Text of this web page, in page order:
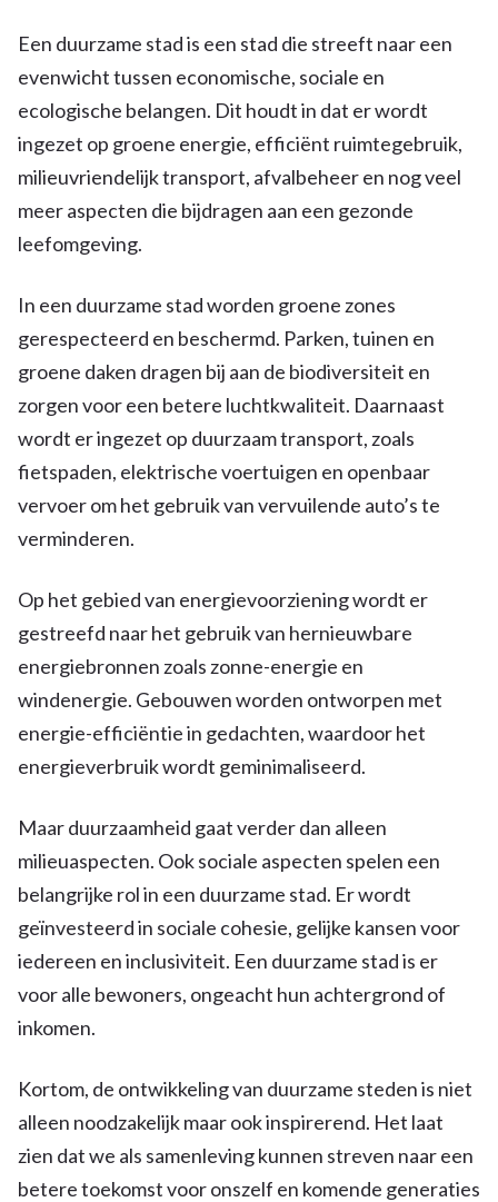
Een duurzame stad is een stad die streeft naar een
evenwicht tussen economische, sociale en
ecologische belangen. Dit houdt in dat er wordt
ingezet op groene energie, efficiënt ruimtegebruik,
milieuvriendelijk transport, afvalbeheer en nog veel
meer aspecten die bijdragen aan een gezonde
leefomgeving.
In een duurzame stad worden groene zones
gerespecteerd en beschermd. Parken, tuinen en
groene daken dragen bij aan de biodiversiteit en
zorgen voor een betere luchtkwaliteit. Daarnaast
wordt er ingezet op duurzaam transport, zoals
fietspaden, elektrische voertuigen en openbaar
vervoer om het gebruik van vervuilende auto’s te
verminderen.
Op het gebied van energievoorziening wordt er
gestreefd naar het gebruik van hernieuwbare
energiebronnen zoals zonne-energie en
windenergie. Gebouwen worden ontworpen met
energie-efficiëntie in gedachten, waardoor het
energieverbruik wordt geminimaliseerd.
Maar duurzaamheid gaat verder dan alleen
milieuaspecten. Ook sociale aspecten spelen een
belangrijke rol in een duurzame stad. Er wordt
geïnvesteerd in sociale cohesie, gelijke kansen voor
iedereen en inclusiviteit. Een duurzame stad is er
voor alle bewoners, ongeacht hun achtergrond of
inkomen.
Kortom, de ontwikkeling van duurzame steden is niet
alleen noodzakelijk maar ook inspirerend. Het laat
zien dat we als samenleving kunnen streven naar een
betere toekomst voor onszelf en komende generaties